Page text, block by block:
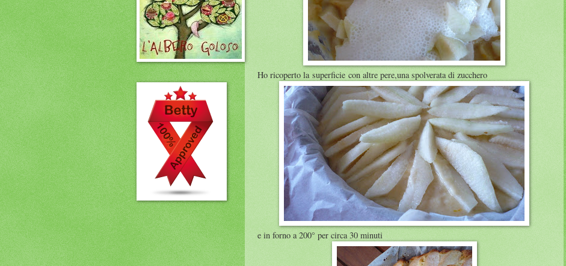
Ho ricoperto la superficie con altre pere,una spolverata di zucchero
e in forno a 200° per circa 30 minuti